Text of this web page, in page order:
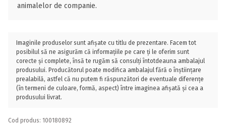
animalelor de companie.
Imaginile produselor sunt afișate cu titlu de prezentare. Facem tot
posibilul să ne asigurăm că informațiile pe care ți le oferim sunt
corecte și complete, însă te rugăm să consulți întotdeauna ambalajul
produsului. Producătorul poate modifica ambalajul fără o înștiințare
prealabilă, astfel că nu putem fi răspunzători de eventuale diferențe
(în termeni de culoare, formă, aspect) între imaginea afișată și cea a
produsului livrat.
Cod produs: 100180892